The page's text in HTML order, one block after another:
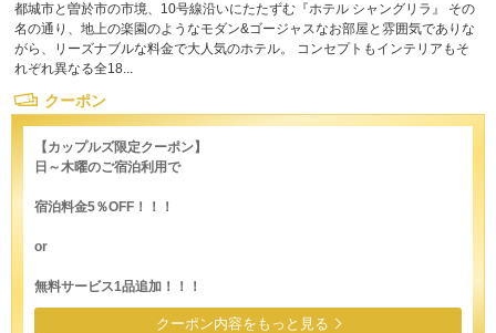
都城市と曽於市の市境、10号線沿いにたたずむ『ホテル シャングリラ』 その
名の通り、地上の楽園のようなモダン&ゴージャスなお部屋と雰囲気でありな
がら、リーズナブルな料金で大人気のホテル。 コンセプトもインテリアもそ
れぞれ異なる全18...
クーポン
【カップルズ限定クーポン】
日～木曜のご宿泊利用で
宿泊料金5％OFF！！！
or
無料サービス1品追加！！！
クーポン内容をもっと見る